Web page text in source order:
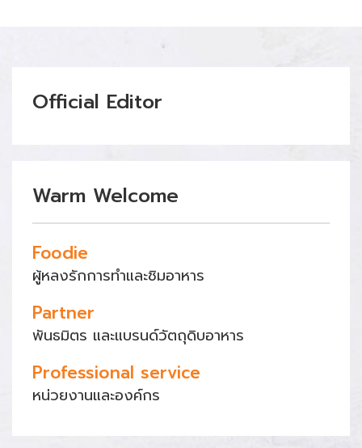
Official Editor
Warm Welcome
Foodie
ผู้หลงรักการทำและชิมอาหาร
Partner
พันธมิตร และแบรนด์วัตถุดิบอาหาร
Professional service
หน่วยงานและองค์กร